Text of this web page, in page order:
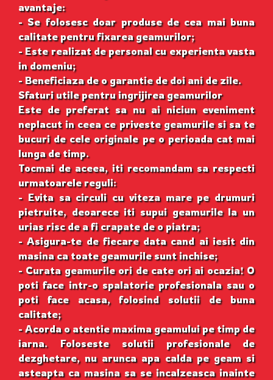
avantaje:
- Se folosesc doar produse de cea mai buna
calitate pentru fixarea geamurilor;
- Este realizat de personal cu experienta vasta
in domeniu;
- Beneficiaza de o garantie de doi ani de zile.
Sfaturi utile pentru ingrijirea geamurilor
Este de preferat sa nu ai niciun eveniment
neplacut in ceea ce priveste geamurile si sa te
bucuri de cele originale pe o perioada cat mai
lunga de timp.
Tocmai de aceea, iti recomandam sa respecti
urmatoarele reguli:
- Evita sa circuli cu viteza mare pe drumuri
pietruite, deoarece iti supui geamurile la un
urias risc de a fi crapate de o piatra;
- Asigura-te de fiecare data cand ai iesit din
masina ca toate geamurile sunt inchise;
- Curata geamurile ori de cate ori ai ocazia! O
poti face intr-o spalatorie profesionala sau o
poti face acasa, folosind solutii de buna
calitate;
- Acorda o atentie maxima geamului pe timp de
iarna. Foloseste solutii profesionale de
dezghetare, nu arunca apa calda pe geam si
asteapta ca masina sa se incalzeasca inainte